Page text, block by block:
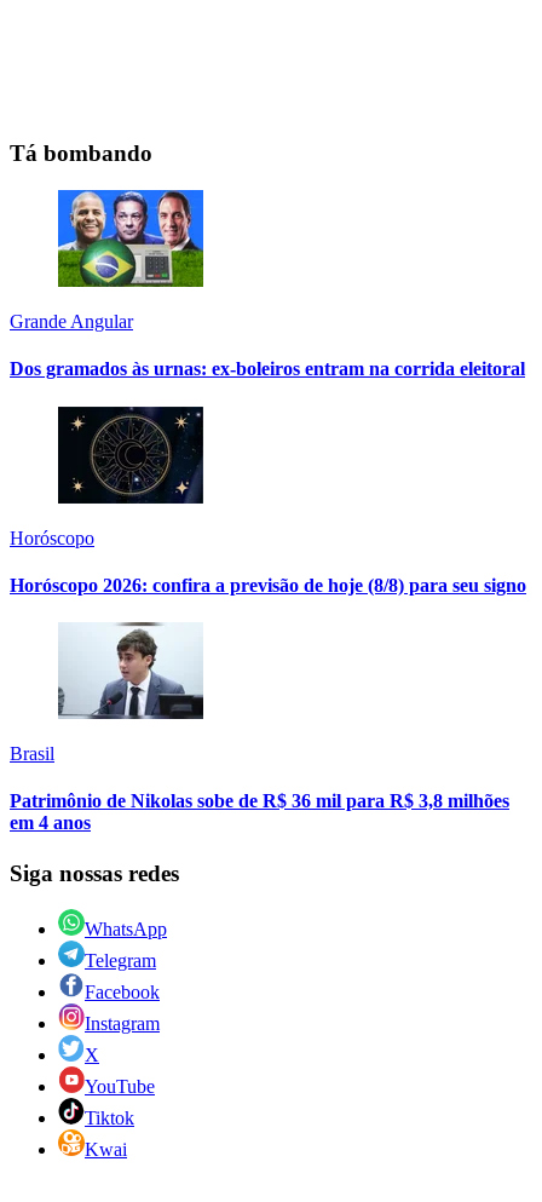
Tá bombando
Grande Angular
Dos gramados às urnas: ex-boleiros entram na corrida eleitoral
Horóscopo
Horóscopo 2026: confira a previsão de hoje (8/8) para seu signo
Brasil
Patrimônio de Nikolas sobe de R$ 36 mil para R$ 3,8 milhões
em 4 anos
Siga nossas redes
WhatsApp
Telegram
Facebook
Instagram
X
YouTube
Tiktok
Kwai